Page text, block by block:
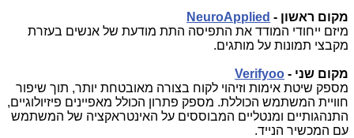
מקום ראשון - NeuroApplied
מיזם ייחודי המודד את התפיסה התת מודעת של אנשים בעזרת
מקבצי תמונות על מותגים.
מקום שני - Verifyoo
מספק שיטת אימות וזיהוי לקוח בצורה מאובטחת יותר, תוך שיפור
חוויית המשתמש הכוללת. מספק פתרון הכולל מאפיינים פיזיולוגיים,
התנהגותיים ומנטליים המבוססים על האינטראקציה של המשתמש
עם המכשיר הנייד.